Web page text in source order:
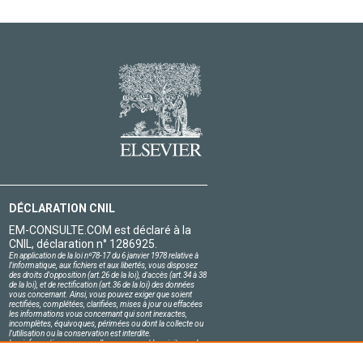
DÉCLARATION CNIL
EM-CONSULTE.COM est déclaré à la
CNIL, déclaration n° 1286925.
En application de la loi nº78-17 du 6 janvier 1978 relative à
l'informatique, aux fichiers et aux libertés, vous disposez
des droits d'opposition (art.26 de la loi), d'accès (art.34 à 38
de la loi), et de rectification (art.36 de la loi) des données
vous concernant. Ainsi, vous pouvez exiger que soient
rectifiées, complétées, clarifiées, mises à jour ou effacées
les informations vous concernant qui sont inexactes,
incomplètes, équivoques, périmées ou dont la collecte ou
l'utilisation ou la conservation est interdite.
Les informations personnelles concernant les visiteurs de